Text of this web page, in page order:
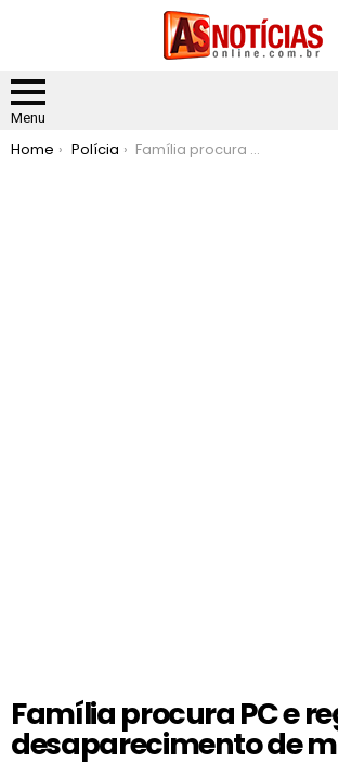
Menu
You are here:
Home Polícia Família procura PC e registra desaparecimento de mulher
Família procura PC e
desaparecimento de